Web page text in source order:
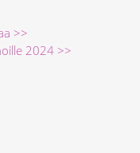
>>
2024 >>